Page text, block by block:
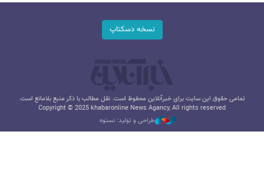
نسخه دسکتاپ
تمامی حقوق این سایت برای خبرآنلاین محفوظ است. نقل مطالب با ذکر منبع بلامانع است.
Copyright © 2025 khabaronline News Agancy, All rights reserved
طراحی و تولید: نستوه